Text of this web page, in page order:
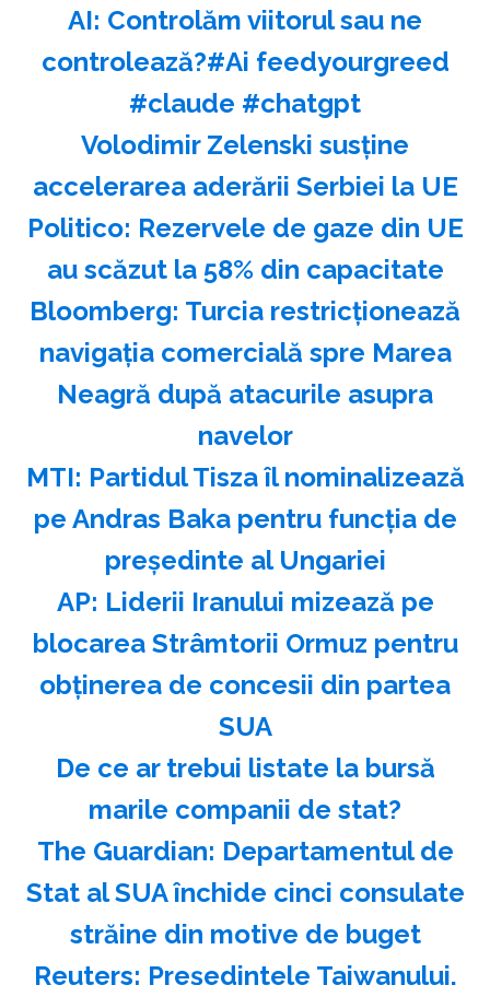
AI: Controlăm viitorul sau ne
controlează?#Ai feedyourgreed
#claude #chatgpt
Volodimir Zelenski susţine
accelerarea aderării Serbiei la UE
Politico: Rezervele de gaze din UE
au scăzut la 58% din capacitate
Bloomberg: Turcia restricţionează
navigaţia comercială spre Marea
Neagră după atacurile asupra
navelor
MTI: Partidul Tisza îl nominalizează
pe Andras Baka pentru funcţia de
preşedinte al Ungariei
AP: Liderii Iranului mizează pe
blocarea Strâmtorii Ormuz pentru
obţinerea de concesii din partea
SUA
️De ce ar trebui listate la bursă
marile companii de stat?
The Guardian: Departamentul de
Stat al SUA închide cinci consulate
străine din motive de buget
Reuters: Preşedintele Taiwanului,